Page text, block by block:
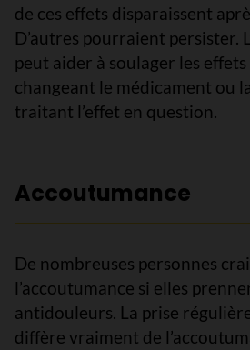
de ces effets disparaissent
D’autres pourraient persister.
peut aider à soulager les
changeant le médicament ou
traitant l’effet en question.
Accoutumance
De nombreuses personnes
l’accoutumance si elles
antidouleurs. La prise
diffère vraiment de